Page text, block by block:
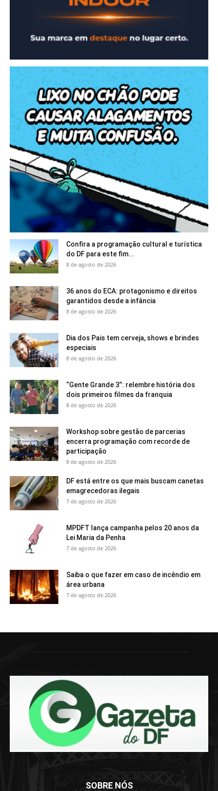
Confira a programação cultural e turística
do DF para este fim...
8 de agosto de 2026
36 anos do ECA: protagonismo e direitos
garantidos desde a infância
8 de agosto de 2026
Dia dos Pais tem cerveja, shows e brindes
especiais
8 de agosto de 2026
“Gente Grande 3”: relembre história dos
dois primeiros filmes da franquia
8 de agosto de 2026
Workshop sobre gestão de parcerias
encerra programação com recorde de
participação
8 de agosto de 2026
DF está entre os que mais buscam canetas
emagrecedoras ilegais
7 de agosto de 2026
MPDFT lança campanha pelos 20 anos da
Lei Maria da Penha
7 de agosto de 2026
Saiba o que fazer em caso de incêndio em
área urbana
7 de agosto de 2026
SOBRE NÓS